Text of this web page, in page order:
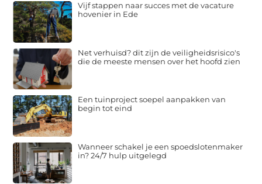
Vijf stappen naar succes met de vacature
hovenier in Ede
Net verhuisd? dit zijn de veiligheidsrisico's
die de meeste mensen over het hoofd zien
Een tuinproject soepel aanpakken van
begin tot eind
Wanneer schakel je een spoedslotenmaker
in? 24/7 hulp uitgelegd